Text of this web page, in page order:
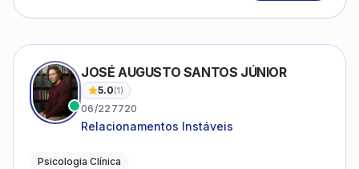
JOSÉ AUGUSTO SANTOS JÚNIOR
5.0(1)
06/227720
Relacionamentos Instáveis
Psicologia Clínica